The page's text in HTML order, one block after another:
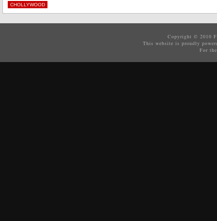
CHOLLYWOOD
Copyright © 2010
This website is proudly
For